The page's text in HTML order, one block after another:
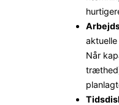
Når